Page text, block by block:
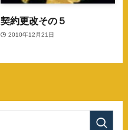
契約更改その５
2010年12月21日